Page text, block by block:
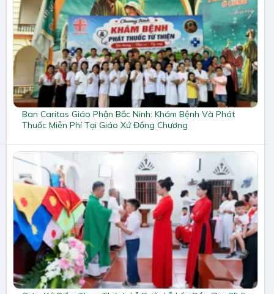
Ban Caritas Giáo Phận Bắc Ninh: Khám Bệnh Và Phát
Thuốc Miễn Phí Tại Giáo Xứ Đồng Chương